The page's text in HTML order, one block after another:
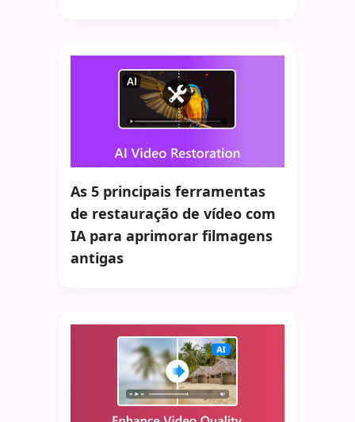
As 5 principais ferramentas
de restauração de vídeo com
IA para aprimorar filmagens
antigas